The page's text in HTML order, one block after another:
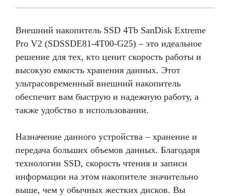
Внешний накопитель SSD 4Tb SanDisk Extreme
Pro V2 (SDSSDE81-4T00-G25) – это идеальное
решение для тех, кто ценит скорость работы и
высокую емкость хранения данных. Этот
ультрасовременный внешний накопитель
обеспечит вам быструю и надежную работу, а
также удобство в использовании.
Назначение данного устройства – хранение и
передача больших объемов данных. Благодаря
технологии SSD, скорость чтения и записи
информации на этом накопителе значительно
выше, чем у обычных жестких дисков. Вы